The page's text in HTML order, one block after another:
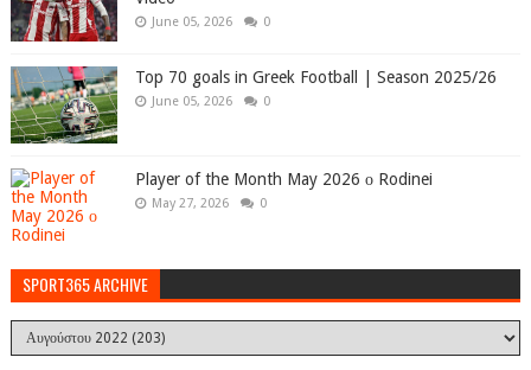
June 05, 2026 0
Top 70 goals in Greek Football | Season 2025/26
June 05, 2026 0
Player of the Month May 2026 ο Rodinei
May 27, 2026 0
SPORT365 ARCHIVE